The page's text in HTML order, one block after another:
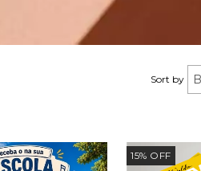
Sort by
15% OFF